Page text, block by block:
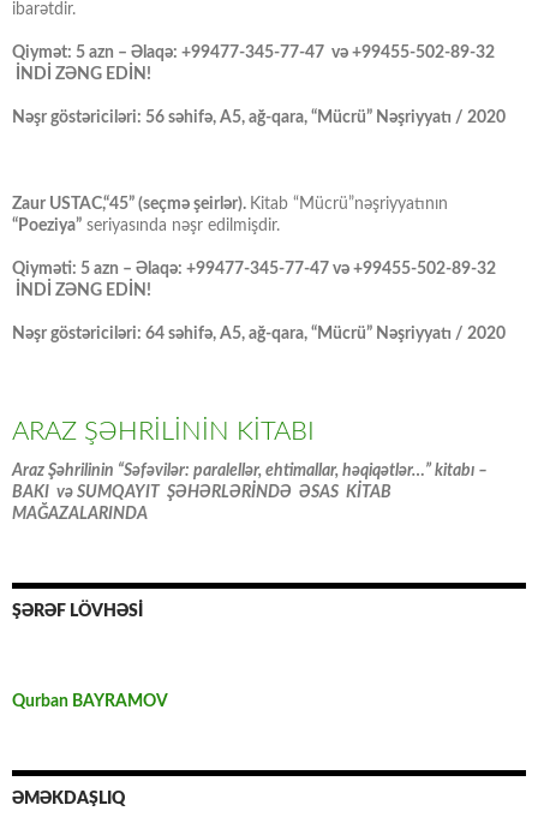
ibarətdir.
Qiymət: 5 azn – Əlaqə: +99477-345-77-47 və +99455-502-89-32
İNDİ ZƏNG EDİN!
Nəşr göstəriciləri: 56 səhifə, A5, ağ-qara, “Mücrü” Nəşriyyatı / 2020
Zaur USTAC,“45” (seçmə şeirlər). Kitab “Mücrü”nəşriyyatının
“Poeziya” seriyasında nəşr edilmişdir.
Qiyməti: 5 azn – Əlaqə: +99477-345-77-47 və +99455-502-89-32
İNDİ ZƏNG EDİN!
Nəşr göstəriciləri: 64 səhifə, A5, ağ-qara, “Mücrü” Nəşriyyatı / 2020
ARAZ ŞƏHRİLİNİN KİTABI
Araz Şəhrilinin “Səfəvilər: paralellər, ehtimallar, həqiqətlər…” kitabı –
BAKI və SUMQAYIT ŞƏHƏRLƏRİNDƏ ƏSAS KİTAB
MAĞAZALARINDA
ŞƏRƏF LÖVHƏSİ
Qurban BAYRAMOV
ƏMƏKDAŞLIQ